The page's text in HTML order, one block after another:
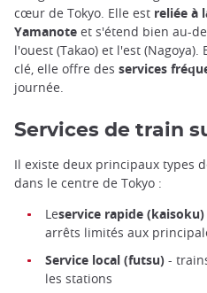
cœur de Tokyo. Elle est reliée à
Yamanote et s'étend bien au-
l'ouest (Takao) et l'est
clé, elle offre des services
journée.
Services de train
Il existe deux principaux types
dans le centre de Tokyo :
Leservice rapide (kaisoku)
arrêts limités aux
Service local (futsu) -
les stations